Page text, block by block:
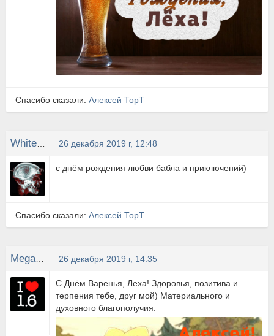
Спасибо сказали: Алексей ТорТ
26 декабря 2019 г, 12:48
с днём рождения любви бабла и приключений)
Спасибо сказали: Алексей ТорТ
26 декабря 2019 г, 14:35
С Днём Варенья, Леха! Здоровья, позитива и
терпения тебе, друг мой) Материального и
духовного благополучия.